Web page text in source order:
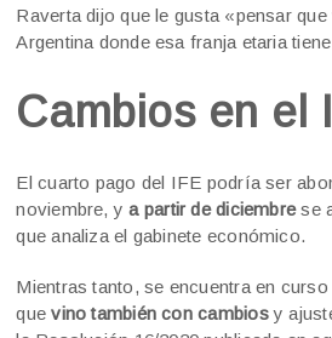
Raverta dijo que le gusta «pensar
Argentina donde esa franja etaria
Cambios en el
El cuarto pago del IFE podría ser
noviembre, ya partir de diciembrese
que analiza el gabinete económico.
Mientras tanto, se encuentra en
quevino también con cambiosy